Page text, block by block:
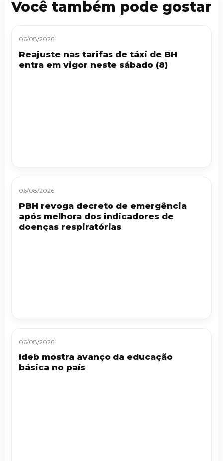
Você também pode gostar
06/08/2026
Reajuste nas tarifas de táxi de BH
entra em vigor neste sábado (8)
06/08/2026
PBH revoga decreto de emergência
após melhora dos indicadores de
doenças respiratórias
06/08/2026
Ideb mostra avanço da educação
básica no país